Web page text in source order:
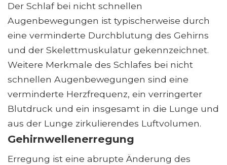
Der Schlaf bei nicht schnellen
Augenbewegungen ist typischerweise durch
eine verminderte Durchblutung des Gehirns
und der Skelettmuskulatur gekennzeichnet.
Weitere Merkmale des Schlafes bei nicht
schnellen Augenbewegungen sind eine
verminderte Herzfrequenz, ein verringerter
Blutdruck und ein insgesamt in die Lunge und
aus der Lunge zirkulierendes Luftvolumen.
Gehirnwellenerregung
Erregung ist eine abrupte Änderung des